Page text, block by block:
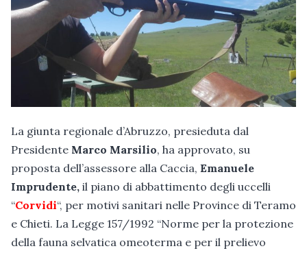
La giunta regionale d’Abruzzo, presieduta dal
Presidente Marco Marsilio, ha approvato, su
proposta dell’assessore alla Caccia, Emanuele
Imprudente, il piano di abbattimento degli uccelli
“Corvidi“, per motivi sanitari nelle Province di Teramo
e Chieti. La Legge 157/1992 “Norme per la protezione
della fauna selvatica omeoterma e per il prelievo